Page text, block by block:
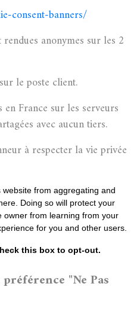
consent-banners/
anonymes sur les 2
le poste client.
en France sur les serveurs
avec aucun tiers.
à respecter la vie privée
from aggregating and
Doing so will protect your
owner from learning from your
for you and other users.
this box to opt-out.
"Ne Pas